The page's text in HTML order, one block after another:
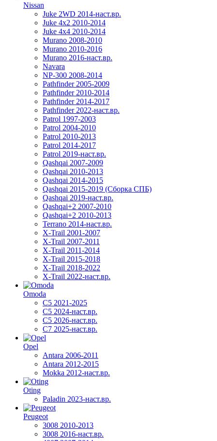
Nissan
Juke 2WD 2014-наст.вр.
Juke 4x2 2010-2014
Juke 4x4 2010-2014
Murano 2008-2010
Murano 2010-2016
Murano 2016-наст.вр.
Navara
NP-300 2008-2014
Pathfinder 2005-2009
Pathfinder 2010-2014
Pathfinder 2014-2017
Pathfinder 2022-наст.вр.
Patrol 1997-2003
Patrol 2004-2010
Patrol 2010-2013
Patrol 2014-2017
Patrol 2019-наст.вр.
Qashqai 2007-2009
Qashqai 2010-2013
Qashqai 2014-2015
Qashqai 2015-2019 (Сборка СПБ)
Qashqai 2019-наст.вр.
Qashqai+2 2007-2010
Qashqai+2 2010-2013
Terrano 2014-наст.вр.
X-Trail 2001-2007
X-Trail 2007-2011
X-Trail 2011-2014
X-Trail 2015-2018
X-Trail 2018-2022
X-Trail 2022-наст.вр.
Omoda
C5 2021-2025
C5 2024-наст.вр.
C5 2026-наст.вр.
C7 2025-наст.вр.
Opel
Antara 2006-2011
Antara 2012-2015
Mokka 2012-наст.вр.
Oting
Paladin 2023-наст.вр.
Peugeot
3008 2010-2013
3008 2016-наст.вр.